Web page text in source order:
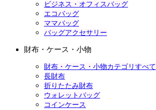
ビジネス・オフィスバッグ
エコバッグ
ママバッグ
バッグアクセサリー
財布・ケース・小物
財布・ケース・小物カテゴリすべて
長財布
折りたたみ財布
ウォレットバッグ
コインケース